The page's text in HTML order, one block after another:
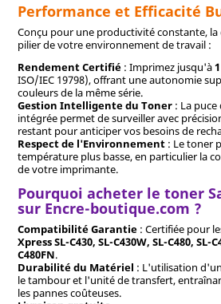
Performance et Efficacité
Conçu pour une productivité constante, la
pilier de votre environnement de travail :
Rendement Certifié: Imprimez jusqu'à
ISO/IEC 19798), offrant une autonomie
couleurs de la même série.
Gestion Intelligente du Toner: La puce
intégrée permet de surveiller avec
restant pour anticiper vos besoins de
Respect de l'Environnement: Le toner
température plus basse, en particulier la
de votre imprimante.
Pourquoi acheter le toner
sur Encre-boutique.com ?
Compatibilité Garantie: Certifiée pour
Xpress SL-C430, SL-C430W, SL-C480, SL-
C480FN.
Durabilité du Matériel : L'utilisation
le tambour et l'unité de transfert,
les pannes coûteuses.